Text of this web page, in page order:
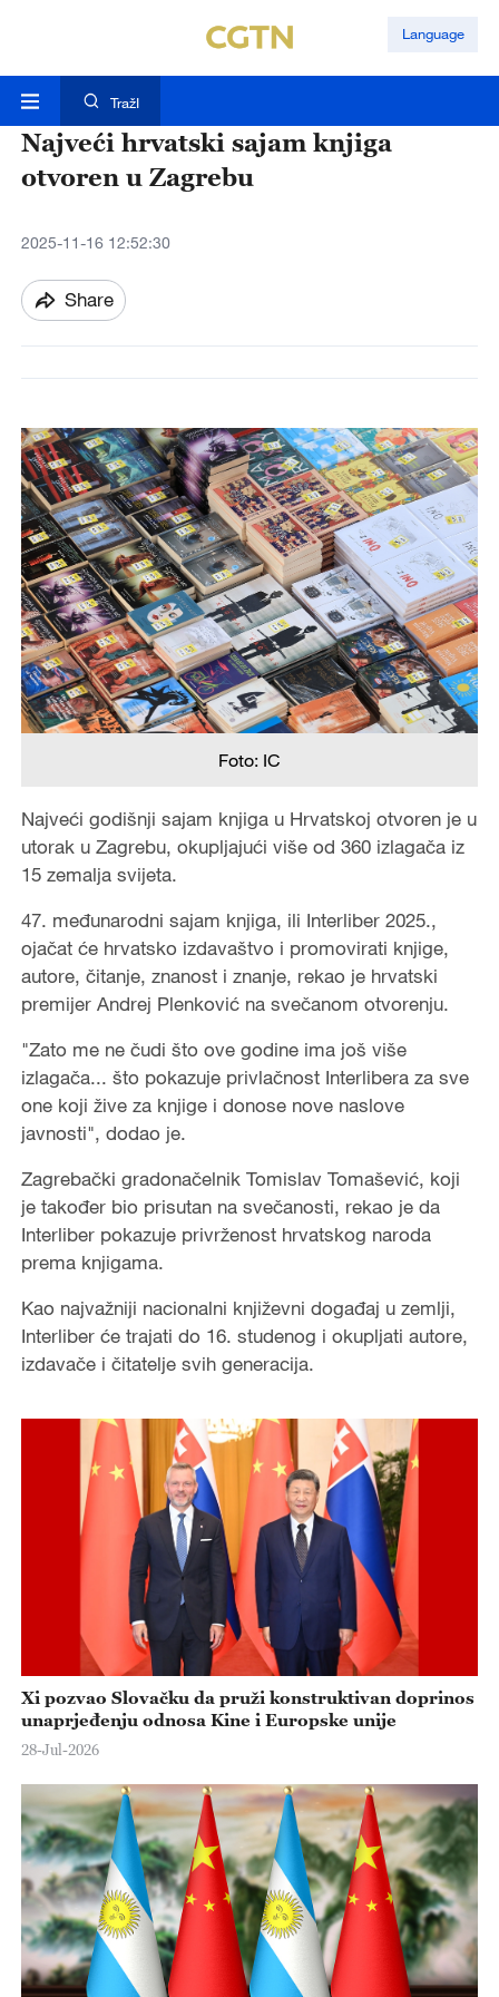
Language
TražI
Najveći hrvatski sajam knjiga
otvoren u Zagrebu
2025-11-16 12:52:30
Share
Foto: IC
Najveći godišnji sajam knjiga u Hrvatskoj otvoren je u
utorak u Zagrebu, okupljajući više od 360 izlagača iz
15 zemalja svijeta.
47. međunarodni sajam knjiga, ili Interliber 2025.,
ojačat će hrvatsko izdavaštvo i promovirati knjige,
autore, čitanje, znanost i znanje, rekao je hrvatski
premijer Andrej Plenković na svečanom otvorenju.
"Zato me ne čudi što ove godine ima još više
izlagača... što pokazuje privlačnost Interlibera za sve
one koji žive za knjige i donose nove naslove
javnosti", dodao je.
Zagrebački gradonačelnik Tomislav Tomašević, koji
je također bio prisutan na svečanosti, rekao je da
Interliber pokazuje privrženost hrvatskog naroda
prema knjigama.
Kao najvažniji nacionalni književni događaj u zemlji,
Interliber će trajati do 16. studenog i okupljati autore,
izdavače i čitatelje svih generacija.
Xi pozvao Slovačku da pruži konstruktivan doprinos
unaprjeđenju odnosa Kine i Europske unije
28-Jul-2026